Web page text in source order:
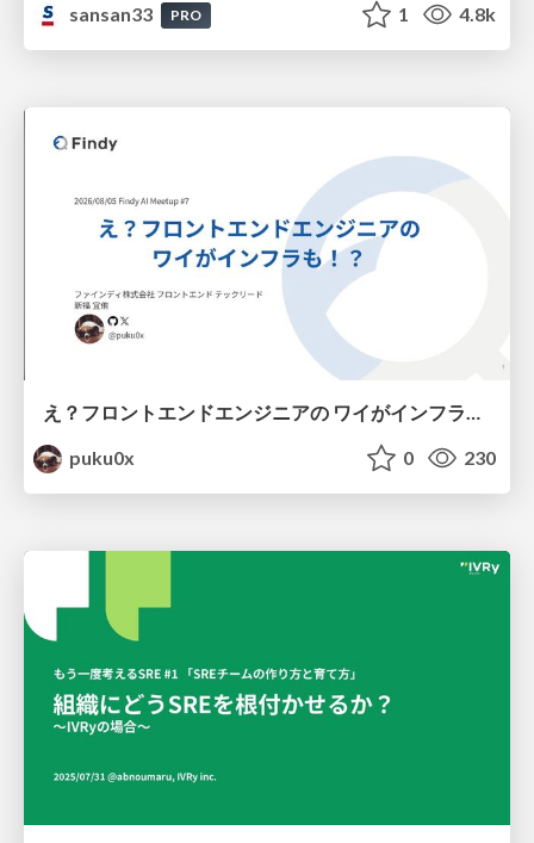
sansan33
PRO 1 4.8k
え？フロントエンドエンジニアの ワイがインフラも！？
puku0x
0 230